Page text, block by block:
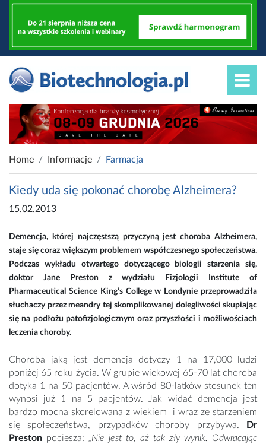
Home Informacje Farmacja
Kiedy uda się pokonać chorobę Alzheimera?
15.02.2013
Demencja, której najczęstszą przyczyną jest choroba Alzheimera,
staje się coraz większym problemem współczesnego społeczeństwa.
Podczas wykładu otwartego dotyczącego biologii starzenia się,
doktor Jane Preston z wydziału Fizjologii Institute of
Pharmaceutical Science King’s College w Londynie przeprowadziła
słuchaczy przez meandry tej skomplikowanej dolegliwości skupiając
się na podłożu patofizjologicznym oraz przyszłości i możliwościach
leczenia choroby.
Choroba jaką jest demencja dotyczy 1 na 17,000 ludzi
poniżej 65 roku życia. W grupie wiekowej 65-70 lat choroba
dotyka 1 na 50 pacjentów. A wśród 80-latków stosunek ten
wynosi już 1 na 5 pacjentów. Jak widać demencja jest
bardzo mocna skorelowana z wiekiem i wraz ze starzeniem
się społeczeństwa, przypadków choroby przybywa.
Dr
Preston pociesza:„Nie jest to, aż tak zły wynik. Odwracając